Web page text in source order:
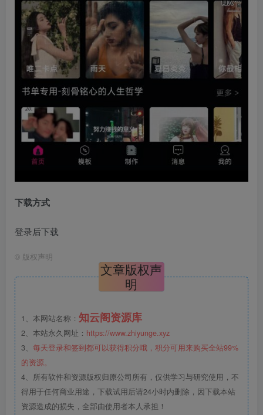
下载方式
登录后下载
© 版权声明
文章版权声
明
1、本网站名称： 知云阁资源库
2、本站永久网址： https://www.zhiyunge.xyz
3、 每天登录和签到都可以获得积分哦，积分可用来购买全站99%
的资源。
4、所有软件和资源版权归原公司所有，仅供学习与研究使用，不
得用于任何商业用途，下载试用后请24小时内删除，因下载本站
资源造成的损失，全部由使用者本人承担！